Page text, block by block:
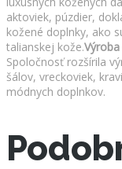
aktoviek, púzdier,
kožené doplnky, ako
talianskej kože.
Spoločnosť rozšírila
šálov, vreckoviek,
módnych doplnkov.